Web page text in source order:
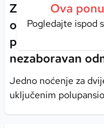
Ova
Pogledajte ispod
Zima na
oazi | Hotel Han
prirodna
nezaboravan
Jedno noćenje za
uključenim